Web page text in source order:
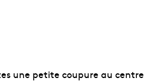
une petite coupure au centre